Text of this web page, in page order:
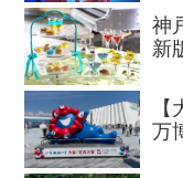
神
新
万